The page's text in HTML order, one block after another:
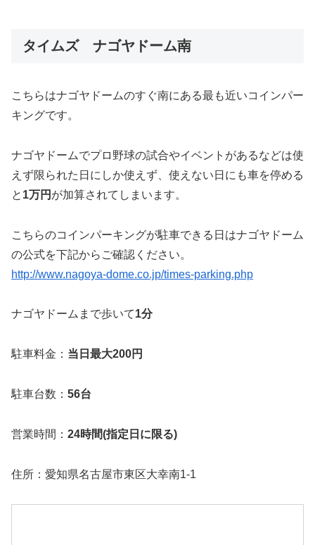
タイムズ ナゴヤドーム南
こちらはナゴヤドームのすぐ南にある最も近いコインパー
キングです。
ナゴヤドームでプロ野球の試合やイベントがあるなどは使
えず限られた日にしか使えず、使えない日にも車を停める
と 1万円 が加算されてしまいます。
こちらのコインパーキングが駐車できる日はナゴヤドーム
の公式を下記からご確認ください。
http://www.nagoya-dome.co.jp/times-parking.php
ナゴヤドームまで歩いて1分
駐車料金： 当日最大200円
駐車台数： 56台
営業時間： 24時間(指定日に限る)
住所：愛知県名古屋市東区大幸南1-1